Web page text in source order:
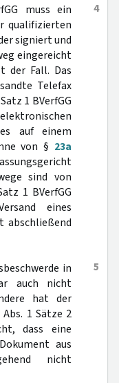
4
muss ein
qualifizierten
signiert und
eingereicht
der Fall. Das
Telefax
1 BVerfGG
auf einem
von § 23a
sind von
1 BVerfGG
eines
abschließend
5
in
auch nicht
hat der
Abs. 1 Sätze 2
dass eine
aus
nicht